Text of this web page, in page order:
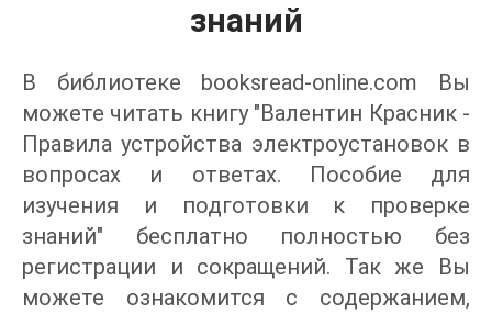
знаний
В библиотеке booksread-online.com Вы
можете читать книгу "Валентин Красник -
Правила устройства электроустановок в
вопросах и ответах. Пособие для
изучения и подготовки к проверке
знаний" бесплатно полностью без
регистрации и сокращений. Так же Вы
можете ознакомится с содержанием,